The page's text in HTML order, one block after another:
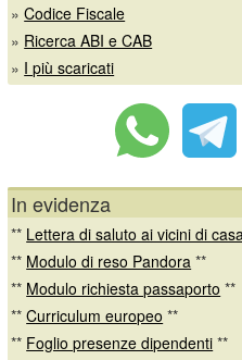
»Codice Fiscale
» Ricerca ABI e CAB
» I più scaricati
In evidenza
** Lettera di saluto ai vicini di
** Modulo di reso Pandora **
** Modulo richiesta passaporto **
**Curriculum europeo **
** Foglio presenze dipendenti **